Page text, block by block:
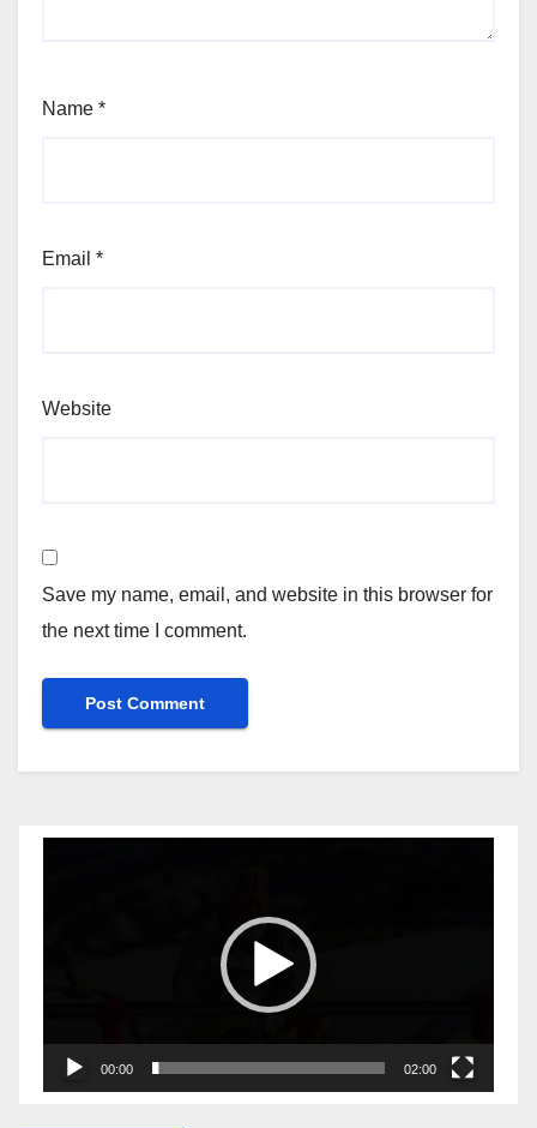
Name *
Email *
Website
Save my name, email, and website in this browser for
the next time I comment.
00:00 02:00